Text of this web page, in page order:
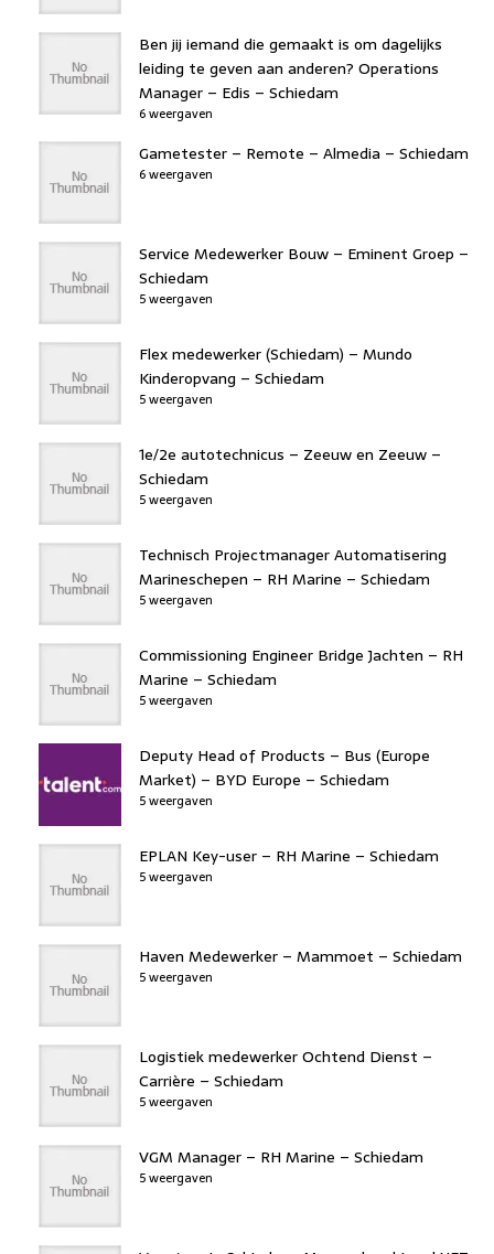
Ben jij iemand die gemaakt is om dagelijks
leiding te geven aan anderen? Operations
Manager – Edis – Schiedam
6 weergaven
Gametester – Remote – Almedia – Schiedam
6 weergaven
Service Medewerker Bouw – Eminent Groep –
Schiedam
5 weergaven
Flex medewerker (Schiedam) – Mundo
Kinderopvang – Schiedam
5 weergaven
1e/2e autotechnicus – Zeeuw en Zeeuw –
Schiedam
5 weergaven
Technisch Projectmanager Automatisering
Marineschepen – RH Marine – Schiedam
5 weergaven
Commissioning Engineer Bridge Jachten – RH
Marine – Schiedam
5 weergaven
Deputy Head of Products – Bus (Europe
Market) – BYD Europe – Schiedam
5 weergaven
EPLAN Key-user – RH Marine – Schiedam
5 weergaven
Haven Medewerker – Mammoet – Schiedam
5 weergaven
Logistiek medewerker Ochtend Dienst –
Carrière – Schiedam
5 weergaven
VGM Manager – RH Marine – Schiedam
5 weergaven